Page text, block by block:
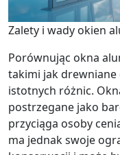
Zalety i wady okien
Porównując okna
takimi jak drewniane
istotnych różnic.
postrzegane jako
przyciąga osoby
ma jednak swoje